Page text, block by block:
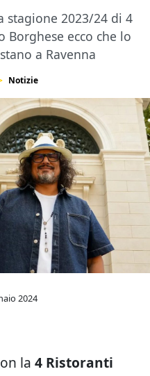
stagione 2023/24 di 4
Borghese ecco che lo
a Ravenna
Notizie
2024
la 4 Ristoranti